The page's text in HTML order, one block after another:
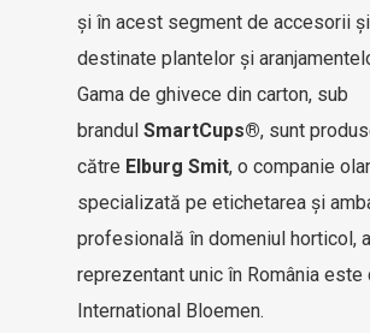
și în acest segment de accesorii
destinate plantelor și
Gama de ghivece din carton, sub
brandulSmartCups®, sunt
către Elburg Smit, o companie
specializată pe etichetarea și
profesională în domeniul horticol,
reprezentant unic în România este
International Bloemen.